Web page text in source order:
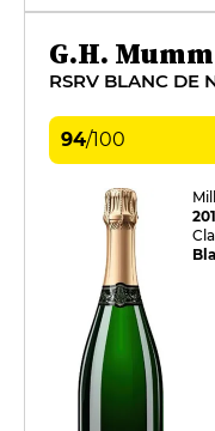
G.H. Mumm
RSRV BLANC DE
94/100